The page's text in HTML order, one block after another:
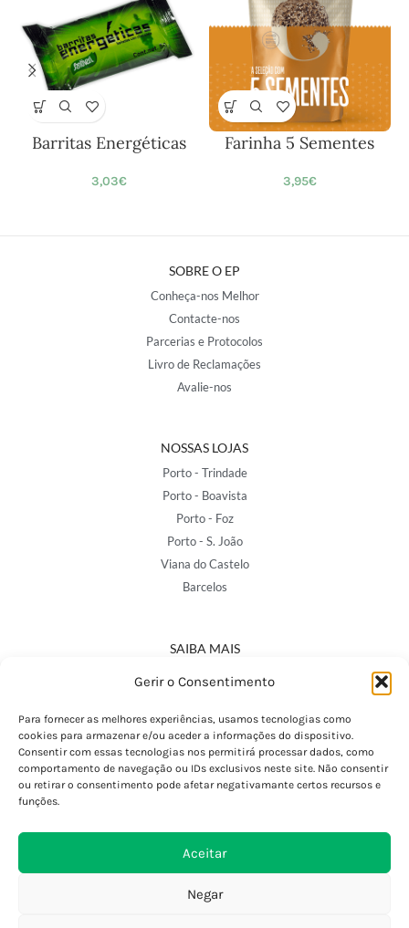
Gerir o Consentimento
Para fornecer as melhores experiências, usamos tecnologias como
cookies para armazenar e/ou aceder a informações do dispositivo.
Consentir com essas tecnologias nos permitirá processar dados, como
comportamento de navegação ou IDs exclusivos neste site. Não consentir
ou retirar o consentimento pode afetar negativamante certos recursos e
funções.
Aceitar
Negar
Barritas Energéticas
3,03€
Farinha 5 Sementes
3,95€
SOBRE O EP
Conheça-nos Melhor
Contacte-nos
Parcerias e Protocolos
Livro de Reclamações
Avalie-nos
NOSSAS LOJAS
Porto - Trindade
Porto - Boavista
Porto - Foz
Porto - S. João
Viana do Castelo
Barcelos
SAIBA MAIS
Política de Privacidade
Termos e Condições
Perguntas Frequentes
Custos de Envio
Encomendas Internacionais
Devoluções e Trocas